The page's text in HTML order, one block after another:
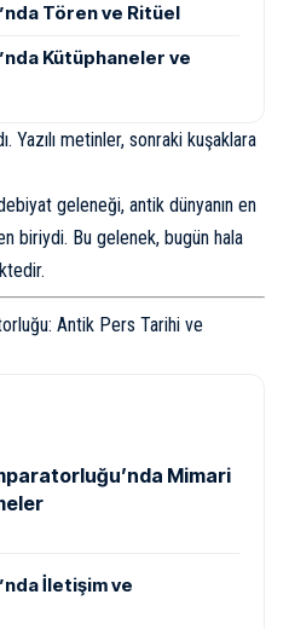
Tören ve Ritüel
Kütüphaneler ve
Yazılı metinler, sonraki kuşaklara
geleneği, antik dünyanın en
biriydi. Bu gelenek, bugün hala
Antik Pers Tarihi ve
Mimari
İletişim ve